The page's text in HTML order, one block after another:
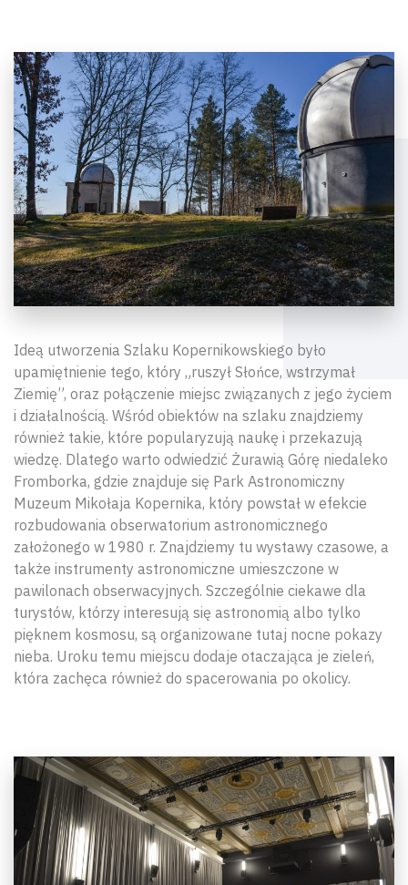
Ideą utworzenia Szlaku Kopernikowskiego było
upamiętnienie tego, który „ruszył Słońce, wstrzymał
Ziemię”, oraz połączenie miejsc związanych z jego życiem
i działalnością. Wśród obiektów na szlaku znajdziemy
również takie, które popularyzują naukę i przekazują
wiedzę. Dlatego warto odwiedzić Żurawią Górę niedaleko
Fromborka, gdzie znajduje się Park Astronomiczny
Muzeum Mikołaja Kopernika, który powstał w efekcie
rozbudowania obserwatorium astronomicznego
założonego w 1980 r. Znajdziemy tu wystawy czasowe, a
także instrumenty astronomiczne umieszczone w
pawilonach obserwacyjnych. Szczególnie ciekawe dla
turystów, którzy interesują się astronomią albo tylko
pięknem kosmosu, są organizowane tutaj nocne pokazy
nieba. Uroku temu miejscu dodaje otaczająca je zieleń,
która zachęca również do spacerowania po okolicy.